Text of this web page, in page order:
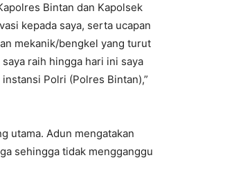
Bintan dan Kapolsek
kepada saya, serta ucapan
mekanik/bengkel yang turut
raih hingga hari ini saya
Polri (Polres Bintan),”
utama. Adun mengatakan
sehingga tidak mengganggu